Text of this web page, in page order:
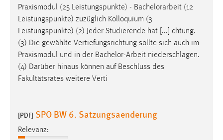
Praxismodul (25 Leistungspunkte) - Bachelorarbeit (12
Leistungspunkte) zuzüglich Kolloquium (3
Leistungspunkte) (2) Jeder Studierende hat [...] chtung.
(3) Die gewählte Vertiefungsrichtung sollte sich auch im
Praxismodul und in der Bachelor-Arbeit niederschlagen.
(4) Darüber hinaus können auf Beschluss des
Fakultätsrates weitere Verti
[PDF] SPO BW 6. Satzungsaenderung
Relevanz:
Sprachpräferenz
Name:
site-language-preference
Zweck:
Das Cookie speichert die gewählte Sprache der Website.
Chat